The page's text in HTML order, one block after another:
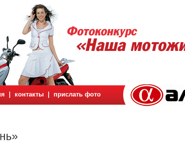
контакты прислать фото